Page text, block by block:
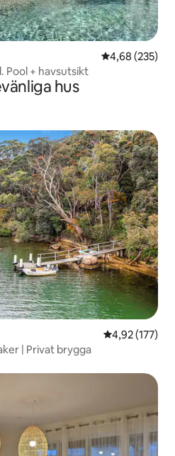
4,68 av 5 i
4,68 (235)
Pool + havsutsikt
hus
4,92 av 5 i
4,92 (177)
| Privat brygga